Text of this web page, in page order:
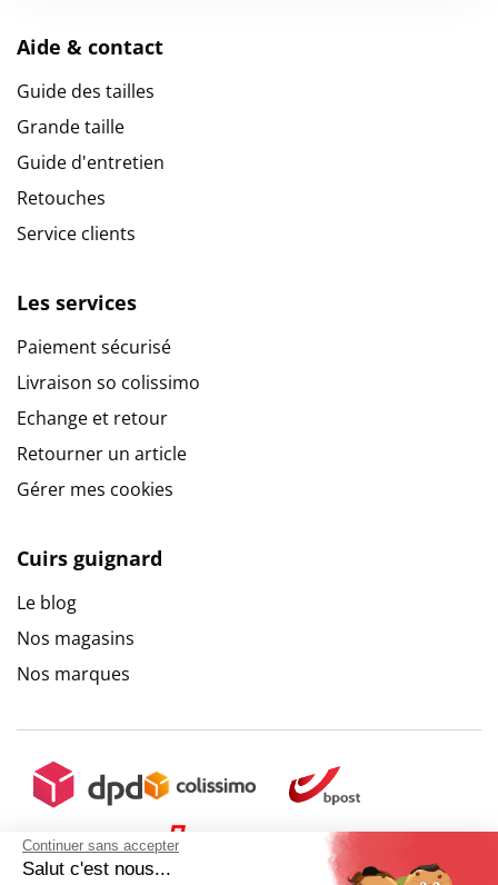
Continuer sans accepter
Salut c'est nous...
Aide & contact
Guide des tailles
Grande taille
Guide d'entretien
Retouches
Service clients
Les services
Paiement sécurisé
Livraison so colissimo
Echange et retour
Retourner un article
Gérer mes cookies
Cuirs guignard
Le blog
Nos magasins
Nos marques